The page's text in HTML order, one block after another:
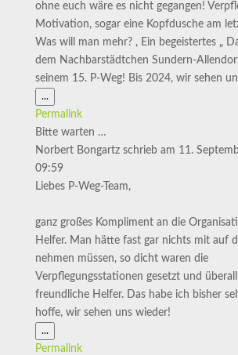
ohne euch wäre es nicht gegangen!
Motivation, sogar eine Kopfdusche am
Was will man mehr? , Ein begeistertes „
dem Nachbarstädtchen Sundern-
seinem 15. P-Weg! Bis 2024, wir sehen
...Diese
Metabox
Permalink
Bitte warten …
Norbert Bongartz schrieb am 11.
09:59
Liebes P-Weg-Team,
ganz großes Kompliment an die
Helfer. Man hätte fast gar nichts mit auf
nehmen müssen, so dicht waren die
Verpflegungsstationen gesetzt und
freundliche Helfer. Das habe ich bisher
hoffe, wir sehen uns wieder!
...Diese
Metabox
Permalink